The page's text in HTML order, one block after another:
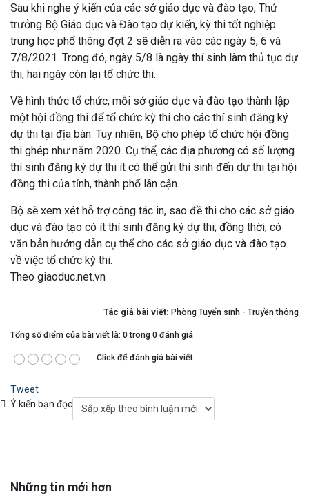
Sau khi nghe ý kiến của các sở giáo dục và đào tạo, Thứ
trưởng Bộ Giáo dục và Đào tạo dự kiến, kỳ thi tốt nghiệp
trung học phổ thông đợt 2 sẽ diễn ra vào các ngày 5, 6 và
7/8/2021. Trong đó, ngày 5/8 là ngày thí sinh làm thủ tục dự
thi, hai ngày còn lại tổ chức thi.
Về hình thức tổ chức, mỗi sở giáo dục và đào tạo thành lập
một hội đồng thi để tổ chức kỳ thi cho các thí sinh đăng ký
dự thi tại địa bàn. Tuy nhiên, Bộ cho phép tổ chức hội đồng
thi ghép như năm 2020. Cụ thể, các địa phương có số lượng
thí sinh đăng ký dự thi ít có thể gửi thí sinh đến dự thi tại hội
đồng thi của tỉnh, thành phố lân cận.
Bộ sẽ xem xét hỗ trợ công tác in, sao đề thi cho các sở giáo
dục và đào tạo có ít thí sinh đăng ký dự thi; đồng thời, có
văn bản hướng dẫn cụ thể cho các sở giáo dục và đào tạo
về việc tổ chức kỳ thi.
Theo giaoduc.net.vn
Tác giả bài viết: Phòng Tuyển sinh - Truyền thông
Tổng số điểm của bài viết là: 0 trong 0 đánh giá
Click để đánh giá bài viết
Tweet
Ý kiến bạn đọc
Những tin mới hơn